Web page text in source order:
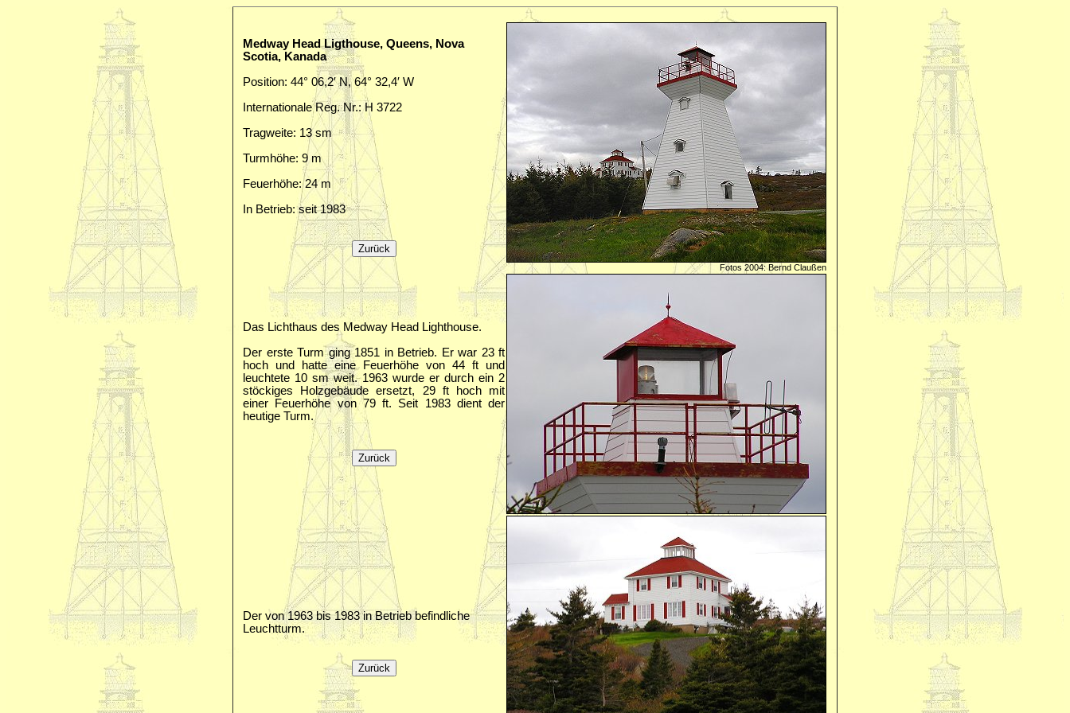
Medway Head Ligthouse, Queens, Nova
Scotia, Kanada
Position: 44° 06,2′ N, 64° 32,4′ W
Internationale Reg. Nr.: H 3722
Tragweite: 13 sm
Turmhöhe: 9 m
Feuerhöhe: 24 m
In Betrieb: seit 1983
Fotos 2004: Bernd Claußen
Das Lichthaus des Medway Head Lighthouse.
Der erste Turm ging 1851 in Betrieb. Er war 23 ft
hoch und hatte eine Feuerhöhe von 44 ft und
leuchtete 10 sm weit. 1963 wurde er durch ein 2
stöckiges Holzgebäude ersetzt, 29 ft hoch mit
einer Feuerhöhe von 79 ft. Seit 1983 dient der
heutige Turm.
Der von 1963 bis 1983 in Betrieb befindliche
Leuchtturm.